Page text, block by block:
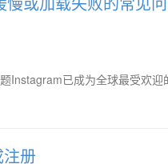
Instagram已成为全球最受欢迎
册